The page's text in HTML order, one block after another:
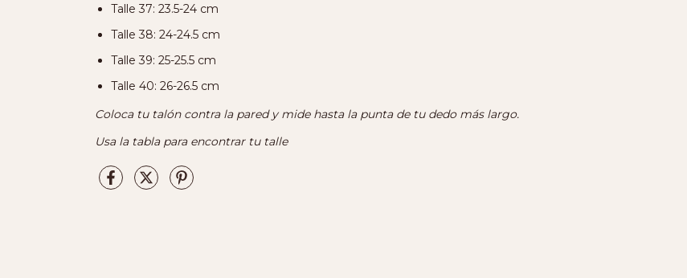
Talle 37: 23.5-24 cm
Talle 38: 24-24.5 cm
Talle 39: 25-25.5 cm
Talle 40: 26-26.5 cm
Coloca tu talón contra la pared y mide hasta la punta de tu dedo más largo.
Usa la tabla para encontrar tu talle